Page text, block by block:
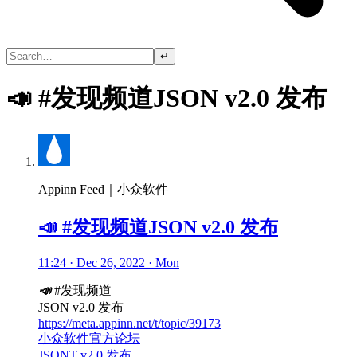
↵
📣 #发现频道JSON v2.0 发布
Appinn Feed｜小众软件
📣 #发现频道JSON v2.0 发布
11:24 · Dec 26, 2022 · Mon
📣#发现频道
JSON v2.0 发布
https://meta.appinn.net/t/topic/39173
小众软件官方论坛